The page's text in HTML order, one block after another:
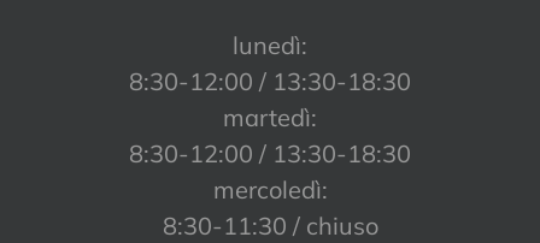
lunedì:
8:30-12:00 / 13:30-18:30
martedì:
8:30-12:00 / 13:30-18:30
mercoledì:
8:30-11:30 / chiuso